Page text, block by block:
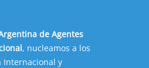
de Agentes
, nucleamos a los
Internacional y